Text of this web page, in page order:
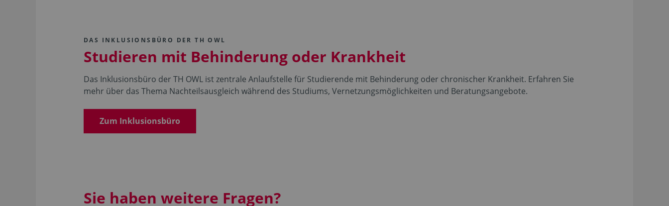
DAS INKLUSIONSBÜRO DER TH OWL
Studieren mit Behinderung oder Krankheit
Das Inklusionsbüro der TH OWL ist zentrale Anlaufstelle für Studierende mit Behinderung oder chronischer Krankheit. Erfahren Sie
mehr über das Thema Nachteilsausgleich während des Studiums, Vernetzungsmöglichkeiten und Beratungsangebote.
Zum Inklusionsbüro
Sie haben weitere Fragen?